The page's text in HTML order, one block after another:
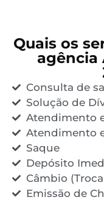
Quais os
agência
Consulta de
Solução de
Atendimento
Atendimento
Saque
Depósito
Câmbio
Emissão de